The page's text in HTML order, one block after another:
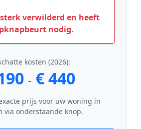
verwilderd en heeft
nodig.
kosten (2026):
- € 440
prijs voor uw woning in
via onderstaande knop.